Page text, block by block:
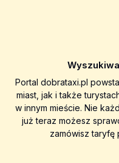
Portal dobrataxi.pl
miast, jak i także
w innym mieście. Nie
już teraz możesz
zamówisz taryfę